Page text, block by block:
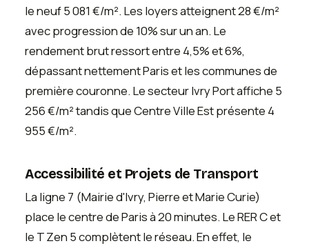
le neuf 5 081 €/m². Les loyers atteignent 28 €/m²
avec progression de 10% sur un an. Le
rendement brut ressort entre 4,5% et 6%,
dépassant nettement Paris et les communes de
première couronne. Le secteur Ivry Port affiche 5
256 €/m² tandis que Centre Ville Est présente 4
955 €/m².
Accessibilité et Projets de Transport
La ligne 7 (Mairie d'Ivry, Pierre et Marie Curie)
place le centre de Paris à 20 minutes. Le RER C et
le T Zen 5 complètent le réseau. En effet, le